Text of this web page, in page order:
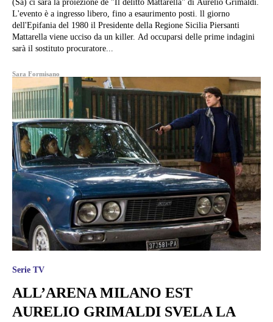
(Sa) ci sarà la proiezione de "Il delitto Mattarella" di Aurelio Grimaldi.
L'evento è a ingresso libero, fino a esaurimento posti. ll giorno
dell'Epifania del 1980 il Presidente della Regione Sicilia Piersanti
Mattarella viene ucciso da un killer. Ad occuparsi delle prime indagini
sarà il sostituto procuratore...
Sara Formisano
Serie TV
ALL’ARENA MILANO EST
AURELIO GRIMALDI SVELA LA